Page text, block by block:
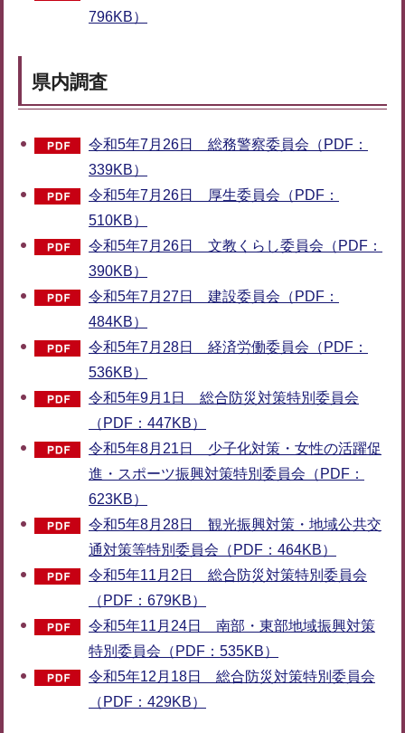
796KB）
県内調査
令和5年7月26日 総務警察委員会（PDF：
339KB）
令和5年7月26日 厚生委員会（PDF：
510KB）
令和5年7月26日 文教くらし委員会（PDF：
390KB）
令和5年7月27日 建設委員会（PDF：
484KB）
令和5年7月28日 経済労働委員会（PDF：
536KB）
令和5年9月1日 総合防災対策特別委員会
（PDF：447KB）
令和5年8月21日 少子化対策・女性の活躍促
進・スポーツ振興対策特別委員会（PDF：
623KB）
令和5年8月28日 観光振興対策・地域公共交
通対策等特別委員会（PDF：464KB）
令和5年11月2日 総合防災対策特別委員会
（PDF：679KB）
令和5年11月24日 南部・東部地域振興対策
特別委員会（PDF：535KB）
令和5年12月18日 総合防災対策特別委員会
（PDF：429KB）